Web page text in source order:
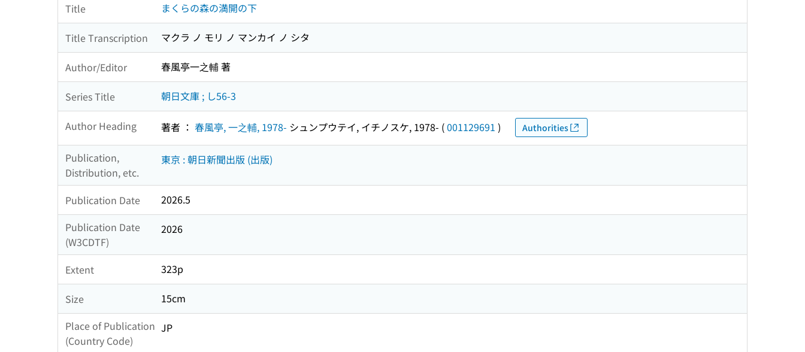
Title まくらの森の満開の下
Title Transcription マクラ ノ モリ ノ マンカイ ノ シタ
Author/Editor 春風亭一之輔 著
Series Title 朝日文庫 ; し56-3
Author Heading 著者 ： 春風亭, 一之輔, 1978- シュンプウテイ, イチノスケ, 1978- (001129691 ) Authorities
Publication,
Distribution, etc.
東京 : 朝日新聞出版 (出版)
Publication Date
2026.5
Publication Date
(W3CDTF)
2026
Extent 323p
Size
15cm
Place of Publication
(Country Code)
JP